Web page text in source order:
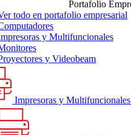
Portafolio
todo en portafolio empresarial
y Multifuncionales
y Videobeam
Impresoras y Multifuncionales